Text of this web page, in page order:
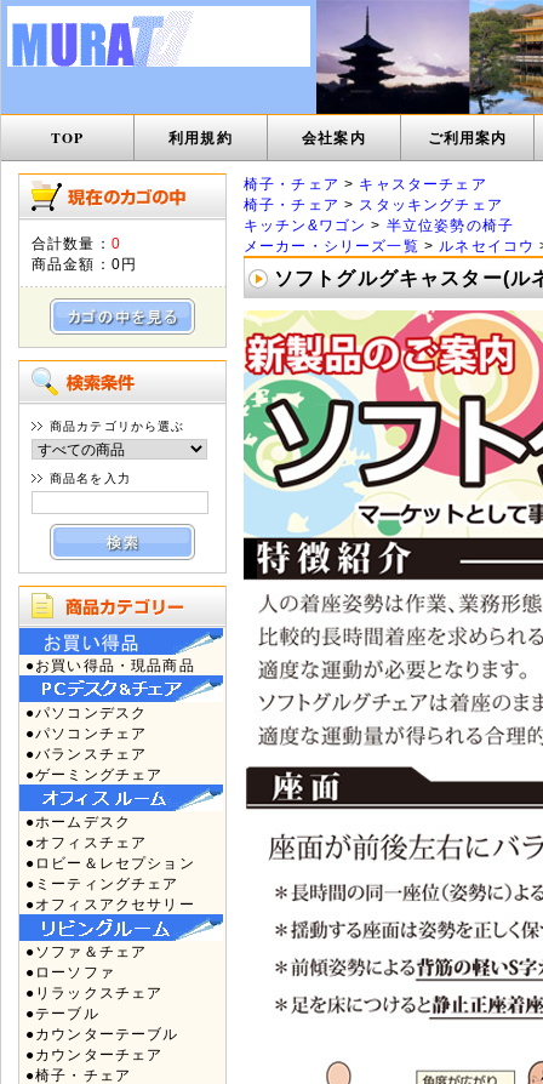
TOP 利用規約 会社案内 ご利用案内
合計数量： 0
商品金額： 0円
商品カテゴリから選ぶ
商品名を入力
●お買い得品・現品商品
●パソコンデスク
●パソコンチェア
●バランスチェア
●ゲーミングチェア
●ホームデスク
●オフィスチェア
●ロビー＆レセプション
●ミーティングチェア
●オフィスアクセサリー
●ソファ＆チェア
●ローソファ
●リラックスチェア
●テーブル
●カウンターテーブル
●カウンターチェア
●椅子・チェア
椅子・チェア > キャスターチェア
椅子・チェア > スタッキングチェア
キッチン&ワゴン > 半立位姿勢の椅子
メーカー・シリーズ一覧 > ルネセイコウ
ソフトグルグキャスター(ル